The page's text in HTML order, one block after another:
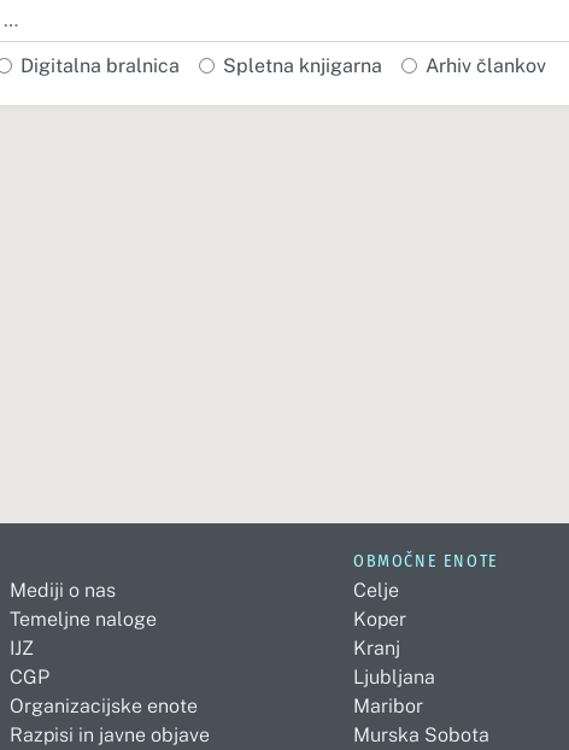
Digitalna bralnica Spletna knjigarna Arhiv člankov
Mediji o nas
Temeljne naloge
IJZ
CGP
Organizacijske enote
Razpisi in javne objave
OBMOČNE ENOTE
Celje
Koper
Kranj
Ljubljana
Maribor
Murska Sobota